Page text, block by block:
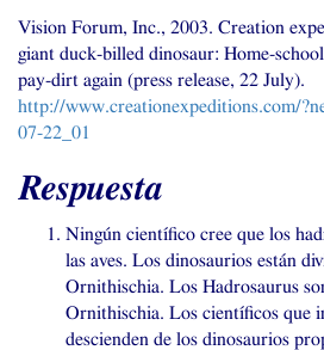
Vision Forum, Inc., 2003. Creation
giant duck-billed dinosaur: Home-
pay-dirt again (press release, 22 July).
http://www.creationexpeditions.com/
07-22_01
Respuesta
Ningún científico cree que los
las aves. Los dinosaurios están
Ornithischia. Los Hadrosaurus
Ornithischia. Los científicos que
descienden de los dinosaurios